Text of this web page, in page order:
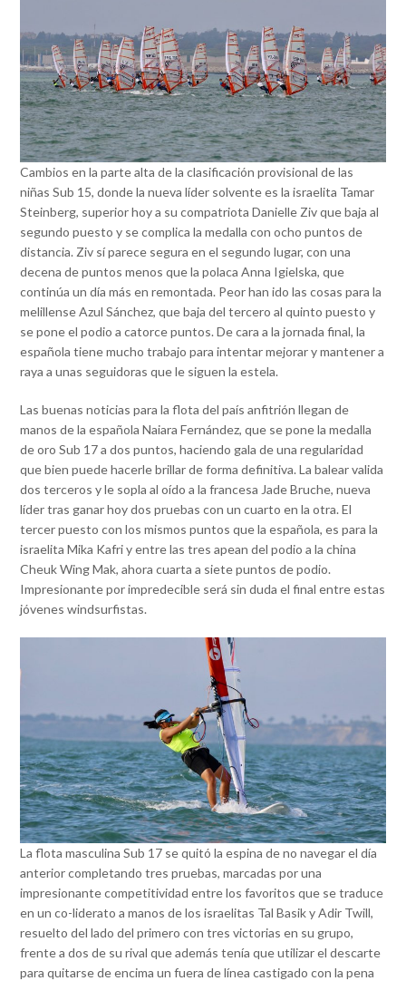
Cambios en la parte alta de la clasificación provisional de las
niñas Sub 15, donde la nueva líder solvente es la israelita Tamar
Steinberg, superior hoy a su compatriota Danielle Ziv que baja al
segundo puesto y se complica la medalla con ocho puntos de
distancia. Ziv sí parece segura en el segundo lugar, con una
decena de puntos menos que la polaca Anna Igielska, que
continúa un día más en remontada. Peor han ido las cosas para la
melillense Azul Sánchez, que baja del tercero al quinto puesto y
se pone el podio a catorce puntos. De cara a la jornada final, la
española tiene mucho trabajo para intentar mejorar y mantener a
raya a unas seguidoras que le siguen la estela.
Las buenas noticias para la flota del país anfitrión llegan de
manos de la española Naiara Fernández, que se pone la medalla
de oro Sub 17 a dos puntos, haciendo gala de una regularidad
que bien puede hacerle brillar de forma definitiva. La balear valida
dos terceros y le sopla al oído a la francesa Jade Bruche, nueva
líder tras ganar hoy dos pruebas con un cuarto en la otra. El
tercer puesto con los mismos puntos que la española, es para la
israelita Mika Kafri y entre las tres apean del podio a la china
Cheuk Wing Mak, ahora cuarta a siete puntos de podio.
Impresionante por impredecible será sin duda el final entre estas
jóvenes windsurfistas.
La flota masculina Sub 17 se quitó la espina de no navegar el día
anterior completando tres pruebas, marcadas por una
impresionante competitividad entre los favoritos que se traduce
en un co-liderato a manos de los israelitas Tal Basik y Adir Twill,
resuelto del lado del primero con tres victorias en su grupo,
frente a dos de su rival que además tenía que utilizar el descarte
para quitarse de encima un fuera de línea castigado con la pena